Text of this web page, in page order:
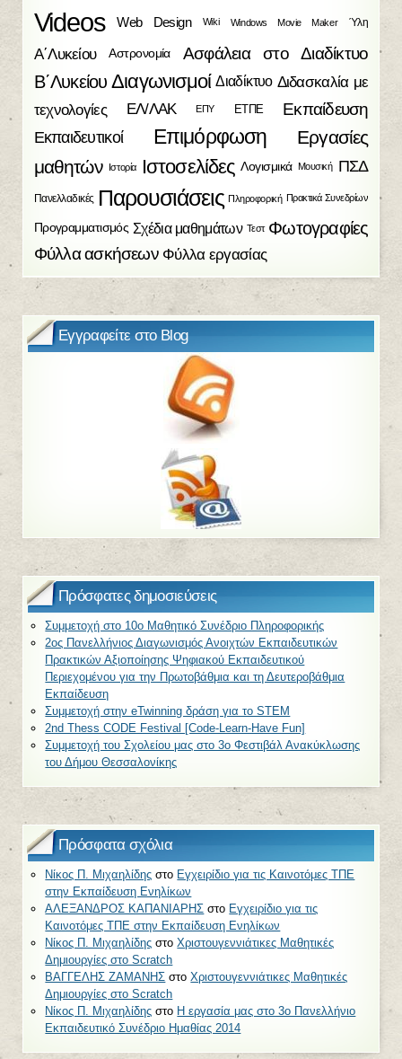
Videos Web Design Wiki Windows Movie Maker Ύλη
Α΄Λυκείου Αστρονομία Ασφάλεια στο Διαδίκτυο
Β΄Λυκείου Διαγωνισμοί Διαδίκτυο Διδασκαλία με
τεχνολογίες
ΕΛ/ΛΑΚ ΕΠΥ ΕΤΠΕ Εκπαίδευση
Εκπαιδευτικοί Επιμόρφωση
Εργασίες
μαθητών
Ιστορία Ιστοσελίδες Λογισμικά Μουσική ΠΣΔ
Πανελλαδικές Παρουσιάσεις Πληροφορική Πρακτικά Συνεδρίων
Προγραμματισμός Σχέδια μαθημάτων Τεστ Φωτογραφίες
Φύλλα ασκήσεων Φύλλα εργασίας
Εγγραφείτε στο Blog
Πρόσφατες δημοσιεύσεις
Συμμετοχή στο 10ο Μαθητικό Συνέδριο Πληροφορικής
2ος Πανελλήνιος Διαγωνισμός Ανοιχτών Εκπαιδευτικών
Πρακτικών Αξιοποίησης Ψηφιακού Εκπαιδευτικού
Περιεχομένου για την Πρωτοβάθμια και τη Δευτεροβάθμια
Εκπαίδευση
Συμμετοχή στην eTwinning δράση για το STEM
2nd Thess CODE Festival [Code-Learn-Have Fun]
Συμμετοχή του Σχολείου μας στο 3ο Φεστιβάλ Ανακύκλωσης
του Δήμου Θεσσαλονίκης
Πρόσφατα σχόλια
Νίκος Π. Μιχαηλίδης στο Εγχειρίδιο για τις Καινοτόμες ΤΠΕ
στην Εκπαίδευση Ενηλίκων
ΑΛΕΞΑΝΔΡΟΣ ΚΑΠΑΝΙΑΡΗΣ στο Εγχειρίδιο για τις
Καινοτόμες ΤΠΕ στην Εκπαίδευση Ενηλίκων
Νίκος Π. Μιχαηλίδης στοΧριστουγεννιάτικες Μαθητικές
Δημιουργίες στο Scratch
ΒΑΓΓΕΛΗΣ ΖΑΜΑΝΗΣ στοΧριστουγεννιάτικες Μαθητικές
Δημιουργίες στο Scratch
Νίκος Π. Μιχαηλίδης στο Η εργασία μας στο 3o Πανελλήνιο
Εκπαιδευτικό Συνέδριο Ημαθίας 2014